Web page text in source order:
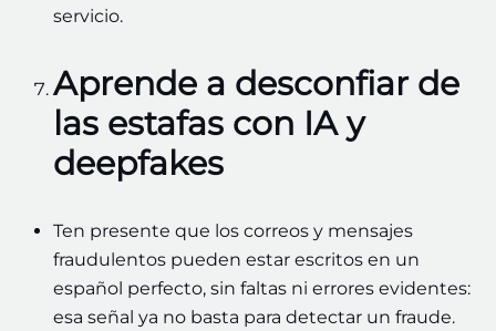
servicio.
Aprende a desconfiar de
las estafas con IA y
deepfakes
Ten presente que los correos y mensajes
fraudulentos pueden estar escritos en un
español perfecto, sin faltas ni errores evidentes:
esa señal ya no basta para detectar un fraude.